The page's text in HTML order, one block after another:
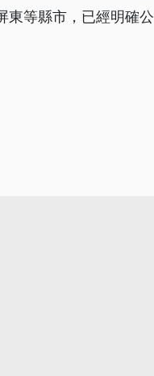
東等縣市，已經明確公